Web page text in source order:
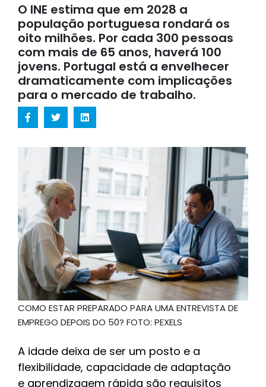
O INE estima que em 2028 a
população portuguesa rondará os
oito milhões. Por cada 300 pessoas
com mais de 65 anos, haverá 100
jovens. Portugal está a envelhecer
dramaticamente com implicações
para o mercado de trabalho.
COMO ESTAR PREPARADO PARA UMA ENTREVISTA DE
EMPREGO DEPOIS DO 50? FOTO: PEXELS
A idade deixa de ser um posto e a
flexibilidade, capacidade de adaptação
e aprendizagem rápida são requisitos